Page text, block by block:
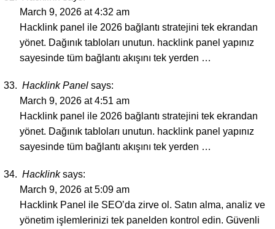
March 9, 2026 at 4:32 am
Hacklink panel ile 2026 bağlantı stratejini tek ekrandan
yönet. Dağınık tabloları unutun. hacklink panel yapınız
sayesinde tüm bağlantı akışını tek yerden …
Hacklink Panel says:
March 9, 2026 at 4:51 am
Hacklink panel ile 2026 bağlantı stratejini tek ekrandan
yönet. Dağınık tabloları unutun. hacklink panel yapınız
sayesinde tüm bağlantı akışını tek yerden …
Hacklink says:
March 9, 2026 at 5:09 am
Hacklink Panel ile SEO’da zirve ol. Satın alma, analiz ve
yönetim işlemlerinizi tek panelden kontrol edin. Güvenli